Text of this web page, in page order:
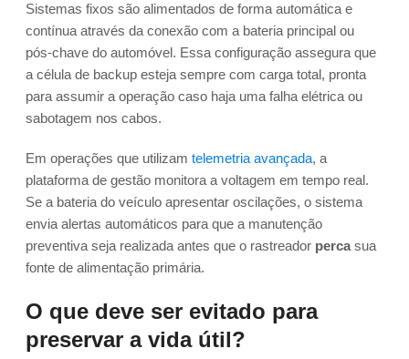
Sistemas fixos são alimentados de forma automática e
contínua através da conexão com a bateria principal ou
pós-chave do automóvel. Essa configuração assegura que
a célula de backup esteja sempre com carga total, pronta
para assumir a operação caso haja uma falha elétrica ou
sabotagem nos cabos.
Em operações que utilizam telemetria avançada, a
plataforma de gestão monitora a voltagem em tempo real.
Se a bateria do veículo apresentar oscilações, o sistema
envia alertas automáticos para que a manutenção
preventiva seja realizada antes que o rastreador percasua
fonte de alimentação primária.
O que deve ser evitado para
preservar a vida útil?